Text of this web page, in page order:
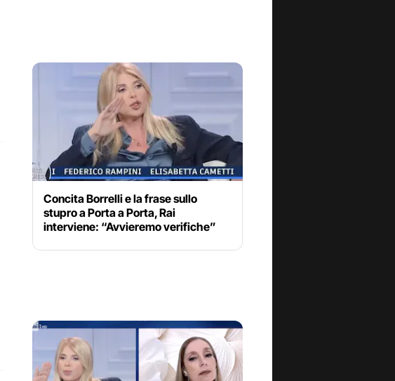
Concita Borrelli e la frase sullo
stupro a Porta a Porta, Rai
interviene: “Avvieremo verifiche”